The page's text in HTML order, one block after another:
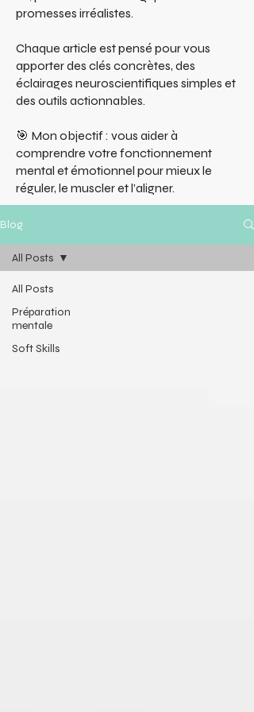
promesses irréalistes.
Chaque article est pensé pour vous
apporter des clés concrètes, des
éclairages neuroscientifiques simples et
des outils actionnables.
🎯 Mon objectif : vous aider à
comprendre votre fonctionnement
mental et émotionnel pour mieux le
réguler, le muscler et l’aligner.
Blog
All Posts
Préparation
mentale
Soft Skills
All Posts